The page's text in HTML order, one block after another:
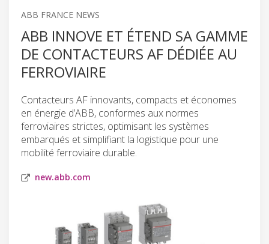
ABB FRANCE NEWS
ABB INNOVE ET ÉTEND SA GAMME
DE CONTACTEURS AF DÉDIÉE AU
FERROVIAIRE
Contacteurs AF innovants, compacts et économes
en énergie d’ABB, conformes aux normes
ferroviaires strictes, optimisant les systèmes
embarqués et simplifiant la logistique pour une
mobilité ferroviaire durable.
new.abb.com